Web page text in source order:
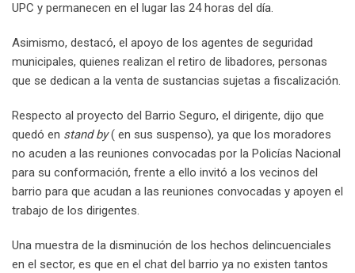
UPC y permanecen en el lugar las 24 horas del día.
Asimismo, destacó, el apoyo de los agentes de seguridad
municipales, quienes realizan el retiro de libadores, personas
que se dedican a la venta de sustancias sujetas a fiscalización.
Respecto al proyecto del Barrio Seguro, el dirigente, dijo que
quedó en stand by( en sus suspenso), ya que los moradores
no acuden a las reuniones convocadas por la Policías Nacional
para su conformación, frente a ello invitó a los vecinos del
barrio para que acudan a las reuniones convocadas y apoyen el
trabajo de los dirigentes.
Una muestra de la disminución de los hechos delincuenciales
en el sector, es que en el chat del barrio ya no existen tantos